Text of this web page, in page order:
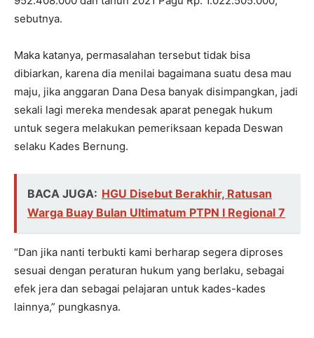
sebutnya.
Maka katanya, permasalahan tersebut tidak bisa
dibiarkan, karena dia menilai bagaimana suatu desa mau
maju, jika anggaran Dana Desa banyak disimpangkan, jadi
sekali lagi mereka mendesak aparat penegak hukum
untuk segera melakukan pemeriksaan kepada Deswan
selaku Kades Bernung.
BACA JUGA: HGU Disebut Berakhir, Ratusan
Warga Buay Bulan Ultimatum PTPN I Regional 7
“Dan jika nanti terbukti kami berharap segera diproses
sesuai dengan peraturan hukum yang berlaku, sebagai
efek jera dan sebagai pelajaran untuk kades-kades
lainnya,” pungkasnya.